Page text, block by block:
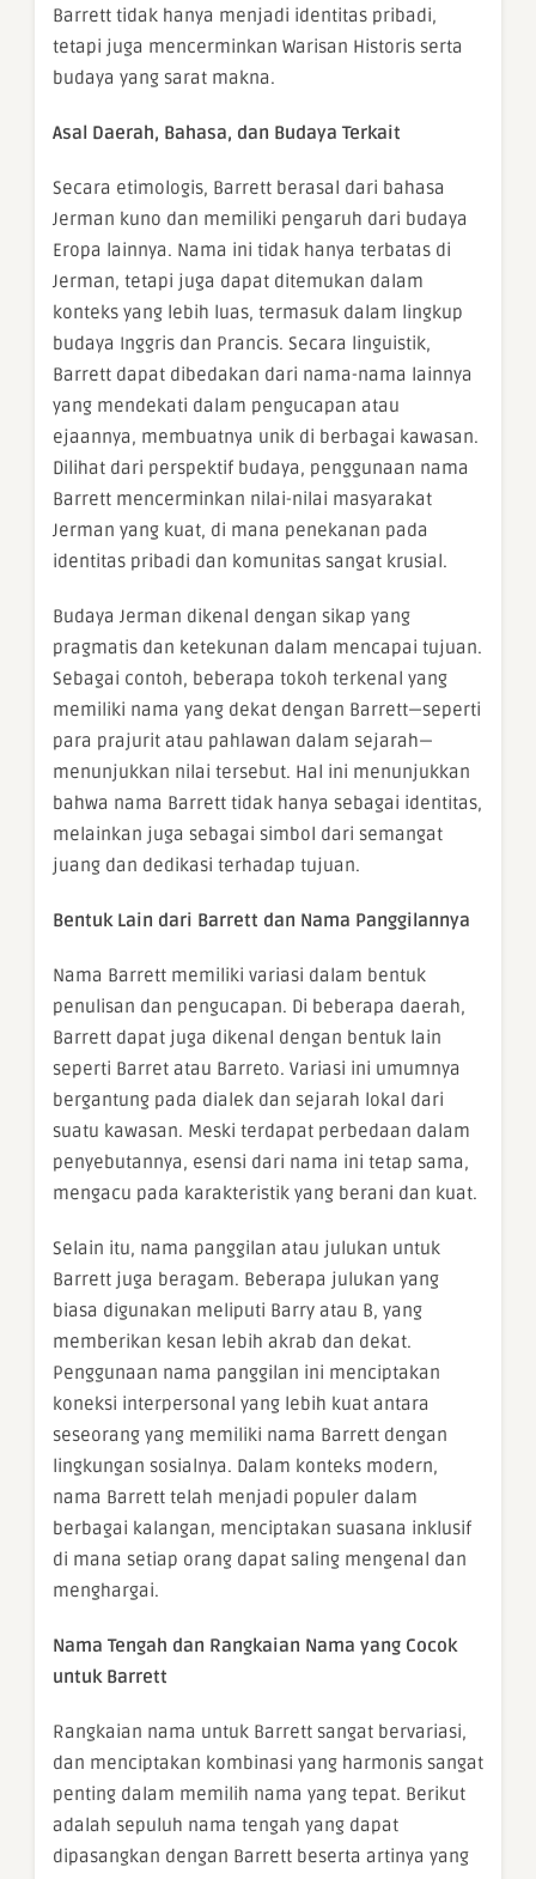
Barrett tidak hanya menjadi identitas pribadi,
tetapi juga mencerminkan Warisan Historis serta
budaya yang sarat makna.
Asal Daerah, Bahasa, dan Budaya Terkait
Secara etimologis, Barrett berasal dari bahasa
Jerman kuno dan memiliki pengaruh dari budaya
Eropa lainnya. Nama ini tidak hanya terbatas di
Jerman, tetapi juga dapat ditemukan dalam
konteks yang lebih luas, termasuk dalam lingkup
budaya Inggris dan Prancis. Secara linguistik,
Barrett dapat dibedakan dari nama-nama lainnya
yang mendekati dalam pengucapan atau
ejaannya, membuatnya unik di berbagai kawasan.
Dilihat dari perspektif budaya, penggunaan nama
Barrett mencerminkan nilai-nilai masyarakat
Jerman yang kuat, di mana penekanan pada
identitas pribadi dan komunitas sangat krusial.
Budaya Jerman dikenal dengan sikap yang
pragmatis dan ketekunan dalam mencapai tujuan.
Sebagai contoh, beberapa tokoh terkenal yang
memiliki nama yang dekat dengan Barrett—seperti
para prajurit atau pahlawan dalam sejarah—
menunjukkan nilai tersebut. Hal ini menunjukkan
bahwa nama Barrett tidak hanya sebagai identitas,
melainkan juga sebagai simbol dari semangat
juang dan dedikasi terhadap tujuan.
Bentuk Lain dari Barrett dan Nama Panggilannya
Nama Barrett memiliki variasi dalam bentuk
penulisan dan pengucapan. Di beberapa daerah,
Barrett dapat juga dikenal dengan bentuk lain
seperti Barret atau Barreto. Variasi ini umumnya
bergantung pada dialek dan sejarah lokal dari
suatu kawasan. Meski terdapat perbedaan dalam
penyebutannya, esensi dari nama ini tetap sama,
mengacu pada karakteristik yang berani dan kuat.
Selain itu, nama panggilan atau julukan untuk
Barrett juga beragam. Beberapa julukan yang
biasa digunakan meliputi Barry atau B, yang
memberikan kesan lebih akrab dan dekat.
Penggunaan nama panggilan ini menciptakan
koneksi interpersonal yang lebih kuat antara
seseorang yang memiliki nama Barrett dengan
lingkungan sosialnya. Dalam konteks modern,
nama Barrett telah menjadi populer dalam
berbagai kalangan, menciptakan suasana inklusif
di mana setiap orang dapat saling mengenal dan
menghargai.
Nama Tengah dan Rangkaian Nama yang Cocok
untuk Barrett
Rangkaian nama untuk Barrett sangat bervariasi,
dan menciptakan kombinasi yang harmonis sangat
penting dalam memilih nama yang tepat. Berikut
adalah sepuluh nama tengah yang dapat
dipasangkan dengan Barrett beserta artinya yang